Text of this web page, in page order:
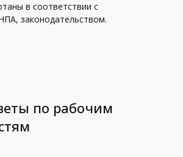
в соответствии с
законодательством.
по рабочим